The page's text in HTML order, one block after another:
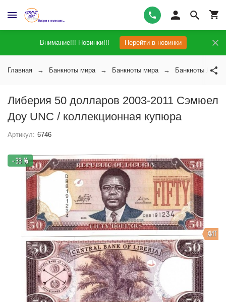
Внимание!!! Новинки!!! Перейти в новинки
Главная Банкноты мира Банкноты мира Банкноты
Либерия 50 долларов 2003-2011 Сэмюел
Доу UNC / коллекционная купюра
Артикул: 6746
ХИТ
- 33 %